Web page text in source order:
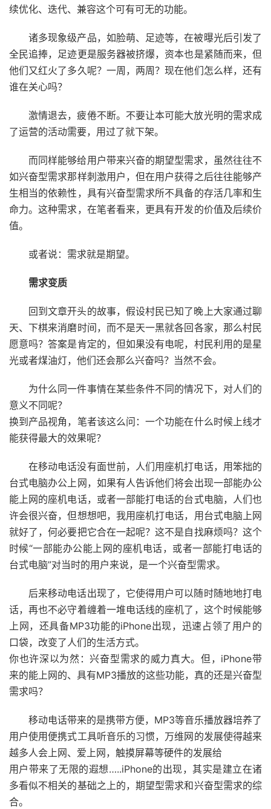
续优化、迭代、兼容这个可有可无的功能。
诸多现象级产品，如脸萌、足迹等，在被曝光后引发了
全民追捧，足迹更是服务器被挤爆，资本也是紧随而来，但
他们又红火了多久呢？一周，两周？现在他们怎么样，还有
谁在关心吗？
激情退去，疲倦不断。不要让本可能大放光明的需求成
了运营的活动需要，用过了就下架。
而同样能够给用户带来兴奋的期望型需求，虽然往往不
如兴奋型需求那样刺激用户，但在用户获得之后往往能够产
生相当的依赖性，具有兴奋型需求所不具备的存活几率和生
命力。这种需求，在笔者看来，更具有开发的价值及后续价
值。
或者说：需求就是期望。
需求变质
回到文章开头的故事，假设村民已知了晚上大家通过聊
天、下棋来消磨时间，而不是天一黑就各回各家，那么村民
愿意吗？答案是肯定的，但如果没有电呢，村民利用的是星
光或者煤油灯，他们还会那么兴奋吗？当然不会。
为什么同一件事情在某些条件不同的情况下，对人们的
意义不同呢？
换到产品视角，笔者该这么问：一个功能在什么时候上线才
能获得最大的效果呢？
在移动电话没有面世前，人们用座机打电话，用笨拙的
台式电脑办公上网，如果有人告诉他们将会出现一部能办公
能上网的座机电话，或者一部能打电话的台式电脑，人们也
许会很兴奋，但想想吧，我用座机打电话，用台式电脑上网
就好了，何必要把它合在一起呢？这不是自找麻烦吗？这个
时候“一部能办公能上网的座机电话，或者一部能打电话的
台式电脑”对当时的用户来说，是一个兴奋型需求。
后来移动电话出现了，它使得用户可以随时随地地打电
话，再也不必守着缠着一堆电话线的座机了，这个时候能够
上网，还具备MP3功能的iPhone出现，迅速占领了用户的
口袋，改变了人们的生活方式。
你也许深以为然：兴奋型需求的威力真大。但，iPhone带
来的能上网的、具有MP3播放的这些功能，真的还是兴奋型
需求吗？
移动电话带来的是携带方便，MP3等音乐播放器培养了
用户使用便携式工具听音乐的习惯，万维网的发展使得越来
越多人会上网、爱上网，触摸屏幕等硬件的发展给
用户带来了无限的遐想…..iPhone的出现，其实是建立在诸
多看似不相关的基础之上的，期望型需求和兴奋型需求的综
合。